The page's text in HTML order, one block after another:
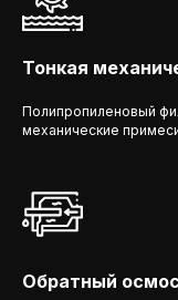
Тонкая
Полипропиленовый
механические
Обратный осмос